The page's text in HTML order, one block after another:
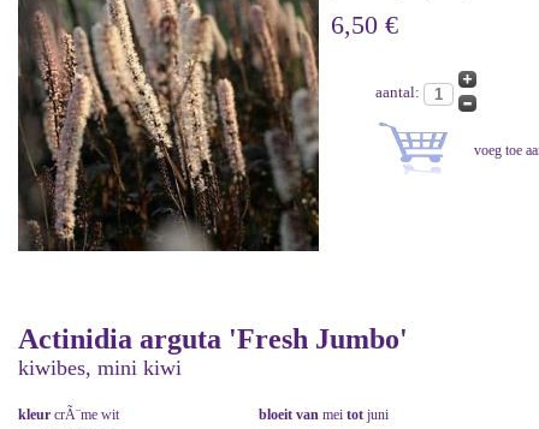
6,50 €
aantal:
Actinidia arguta 'Fresh Jumbo'
kiwibes, mini kiwi
kleur crÃ¨me wit bloeit van mei tot juni